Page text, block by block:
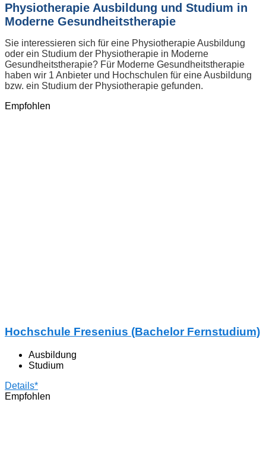
Physiotherapie Ausbildung und Studium in
Moderne Gesundheitstherapie
Sie interessieren sich für eine Physiotherapie Ausbildung
oder ein Studium der Physiotherapie in Moderne
Gesundheitstherapie? Für Moderne Gesundheitstherapie
haben wir 1 Anbieter und Hochschulen für eine Ausbildung
bzw. ein Studium der Physiotherapie gefunden.
Empfohlen
Hochschule Fresenius (Bachelor Fernstudium)
Ausbildung
Studium
Details*
Empfohlen